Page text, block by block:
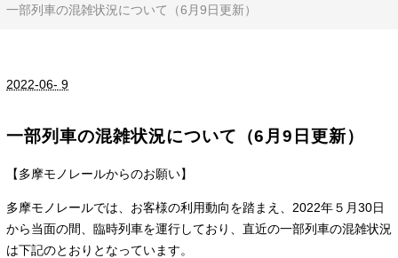
一部列車の混雑状況について（6月9日更新）
2022-06- 9
一部列車の混雑状況について（6月9日更新）
【多摩モノレールからのお願い】
多摩モノレールでは、お客様の利用動向を踏まえ、 2022年５月30日
から当面の間、臨時列車を運行しており、直近の一部列車の混雑状況
は下記のとおりとなっています。